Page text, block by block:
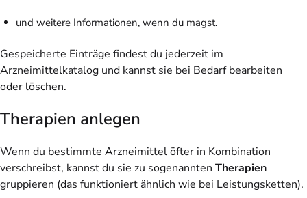
und weitere Informationen, wenn du magst.
Gespeicherte Einträge findest du jederzeit im
Arzneimittelkatalog und kannst sie bei Bedarf bearbeiten
oder löschen.
Therapien anlegen
Wenn du bestimmte Arzneimittel öfter in Kombination
verschreibst, kannst du sie zu sogenannten Therapien
gruppieren (das funktioniert ähnlich wie bei Leistungsketten).